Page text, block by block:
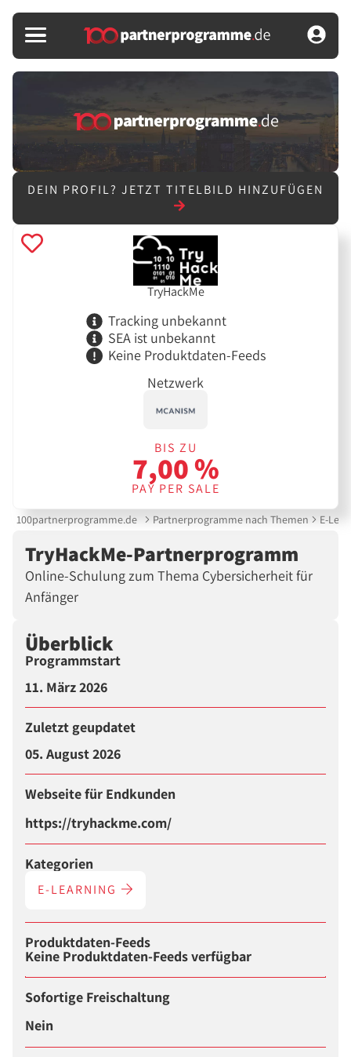
DEIN PROFIL? JETZT TITELBILD HINZUFÜGEN
TryHackMe
Tracking unbekannt
SEA ist unbekannt
Keine Produktdaten-Feeds
Netzwerk
BIS ZU
7,00 %
PAY PER SALE
100partnerprogramme.de Partnerprogramme nach Themen E-
TryHackMe-Partnerprogramm
Online-Schulung zum Thema Cybersicherheit für
Anfänger
Überblick
Programmstart
11. März 2026
Zuletzt geupdatet
05. August 2026
Webseite für Endkunden
https://tryhackme.com/
Kategorien
E-LEARNING
Produktdaten-Feeds
Keine Produktdaten-Feeds verfügbar
Sofortige Freischaltung
Nein